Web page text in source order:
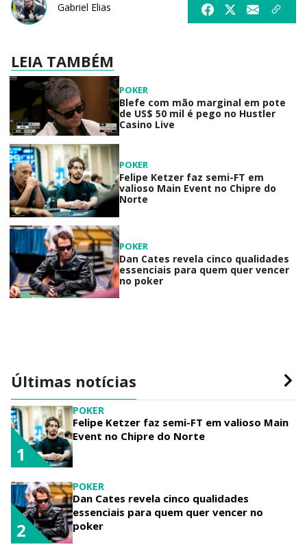
Gabriel Elias
LEIA TAMBÉM
POKER
Blefe com mão marginal em pote
de US$ 50 mil é pego no Hustler
Casino Live
POKER
Felipe Ketzer faz semi-FT em
valioso Main Event no Chipre do
Norte
POKER
Dan Cates revela cinco qualidades
essenciais para quem quer vencer
no poker
Últimas notícias
POKER
Felipe Ketzer faz semi-FT em valioso Main
Event no Chipre do Norte
1
POKER
Dan Cates revela cinco qualidades
essenciais para quem quer vencer no
poker
2